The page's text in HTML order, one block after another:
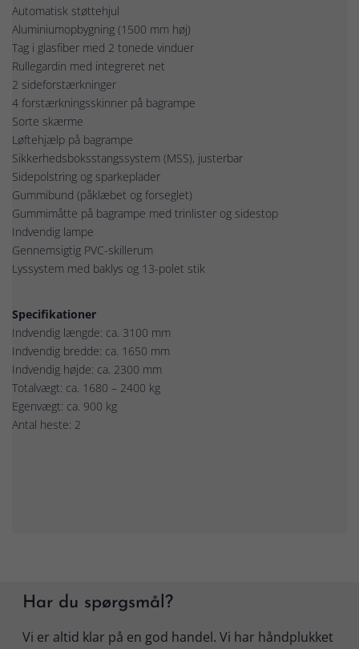
Automatisk støttehjul
Aluminiumopbygning (1500 mm høj)
Tag i glasfiber med 2 tonede vinduer
Rullegardin med integreret net
2 sideforstærkninger
4 forstærkningsskinner på bagrampe
Sorte skærme
Løftehjælp på bagrampe
Sikkerhedsboksstangssystem (MSS), justerbar
Sidepolstring og sparkeplader
Gummibund (påklæbet og forseglet)
Gummimåtte på bagrampe med trinlister og sidestop
Indvendig lampe
Gennemsigtig PVC-skillerum
Lyssystem med baklys og 13-polet stik
Specifikationer
Indvendig længde: ca. 3100 mm
Indvendig bredde: ca. 1650 mm
Indvendig højde: ca. 2300 mm
Totalvægt: ca. 1680 – 2400 kg
Egenvægt: ca. 900 kg
Antal heste: 2
Har du spørgsmål?
Vi er altid klar på en god handel. Vi har håndplukket